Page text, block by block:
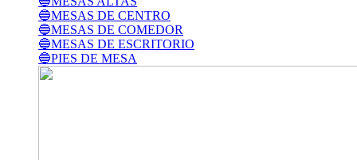
🔵MESAS DE CENTRO
🔵MESAS DE COMEDOR
🔵MESAS DE ESCRITORIO
🔵PIES DE MESA